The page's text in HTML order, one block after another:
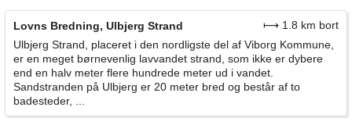
Lovns Bredning, Ulbjerg Strand
⟼ 1.8 km bort
Ulbjerg Strand, placeret i den nordligste del af Viborg Kommune,
er en meget børnevenlig lavvandet strand, som ikke er dybere
end en halv meter flere hundrede meter ud i vandet.
Sandstranden på Ulbjerg er 20 meter bred og består af to
badesteder, ...